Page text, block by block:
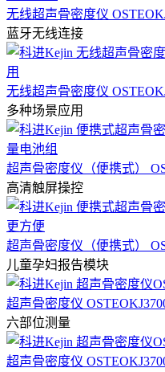
无线超声骨密度仪
蓝牙无线连接
无线超声骨密度仪
多种场景应用
超声骨密度仪（便携式）
高清触屏操控
超声骨密度仪（便携式）
儿童孕妇报告模块
超声骨密度仪
六部位测量
超声骨密度仪